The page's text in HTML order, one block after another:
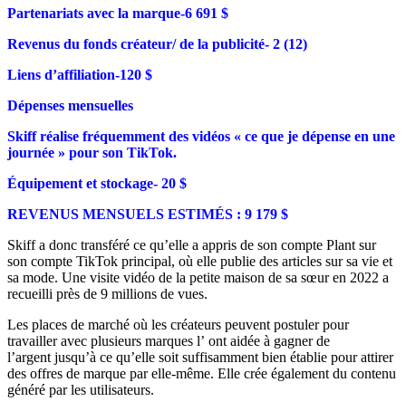
Partenariats avec la marque-6 691 $
Revenus du fonds créateur/ de la publicité- 2 (12)
Liens d’affiliation-120 $
Dépenses mensuelles
Skiff réalise fréquemment des vidéos « ce que je dépense en une
journée » pour son TikTok.
Équipement et stockage- 20 $
REVENUS MENSUELS ESTIMÉS : 9 179 $
Skiff a donc transféré ce qu’elle a appris de son compte Plant sur
son compte TikTok principal, où elle publie des articles sur sa vie et
sa mode. Une visite vidéo de la petite maison de sa sœur en 2022 a
recueilli près de 9 millions de vues.
Les places de marché où les créateurs peuvent postuler pour
travailler avec plusieurs marques l’ ont aidée à gagner de
l’argent jusqu’à ce qu’elle soit suffisamment bien établie pour attirer
des offres de marque par elle-même. Elle crée également du contenu
généré par les utilisateurs.